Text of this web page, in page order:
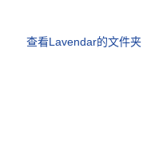
查看Lavendar的文件夹